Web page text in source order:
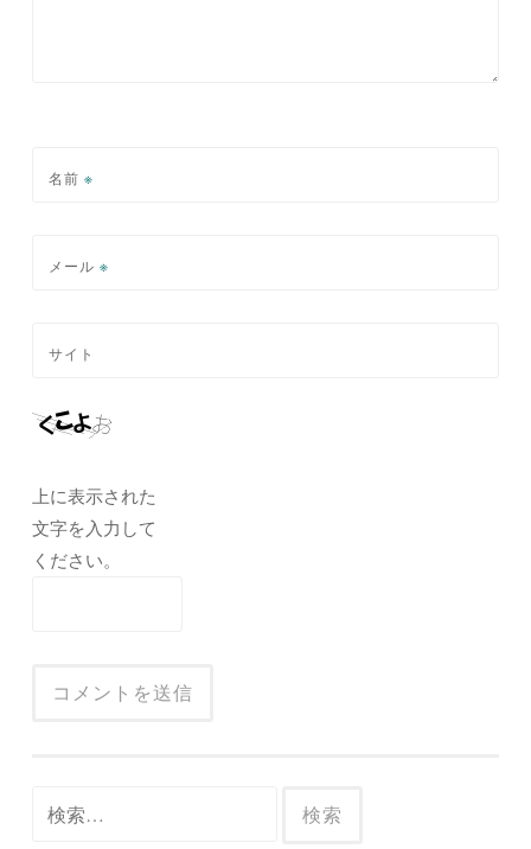
名前 ※
メール ※
サイト
上に表示された
文字を入力して
ください。